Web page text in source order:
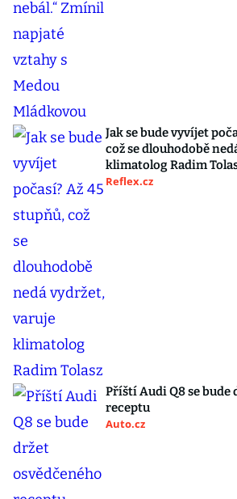
Jak se bude vyvíjet
což se dlouhodobě
klimatolog Radim
Reflex.cz
Příští Audi Q8 se bude
receptu
Auto.cz